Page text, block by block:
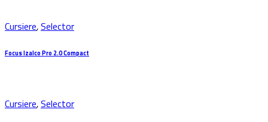
Cursiere,Selector
Focus Izalco Pro 2.0 Compact
Cursiere,Selector